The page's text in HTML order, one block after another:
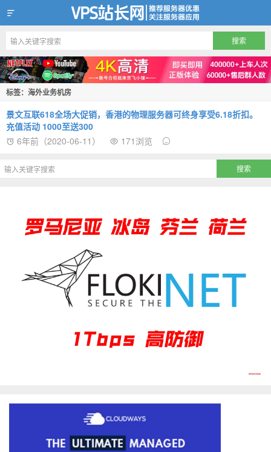
VPS站长网
标签：海外业务机房
景文互联618全场大促销，香港的物理服务器可终身享受6.18折扣。
充值活动 1000至送300
6年前（2020-06-11）
171浏览